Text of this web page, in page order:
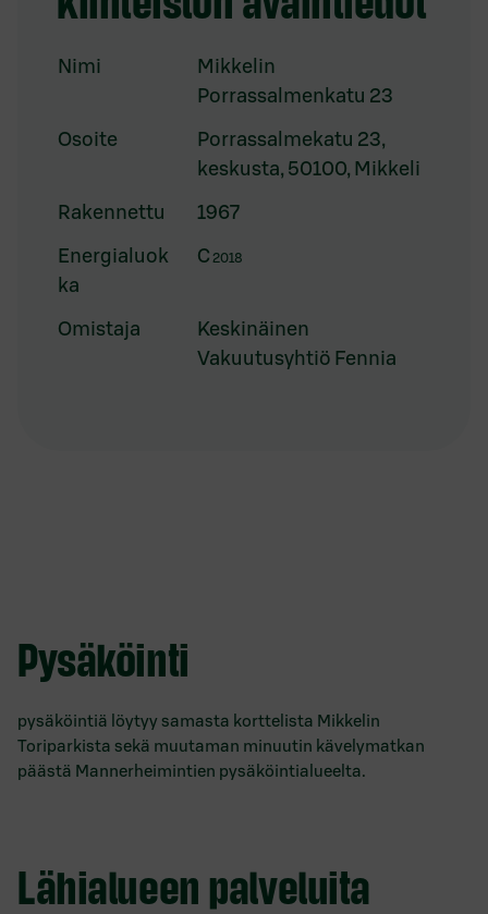
Nimi
Mikkelin
Porrassalmenkatu 23
Osoite
Porrassalmekatu 23,
keskusta, 50100, Mikkeli
Rakennettu
1967
Energialuok
ka
C 2018
Omistaja
Keskinäinen
Vakuutusyhtiö Fennia
Pysäköinti
pysäköintiä löytyy samasta korttelista Mikkelin
Toriparkista sekä muutaman minuutin kävelymatkan
päästä Mannerheimintien pysäköintialueelta.
Lähialueen palveluita